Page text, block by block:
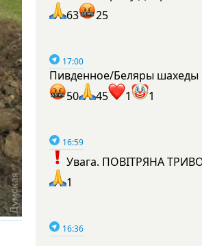
63
25
17:00
Пивденное/Беляры шахеды
50
45 1 1
16:59
Увага. ПОВІТРЯНА
1
16:36